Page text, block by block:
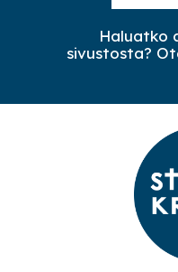
Haluatko
sivustosta?